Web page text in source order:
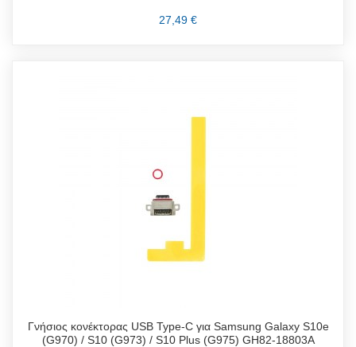
27,49 €
Γνήσιος κονέκτορας USB Type-C για Samsung Galaxy S10e
(G970) / S10 (G973) / S10 Plus (G975) GH82-18803A